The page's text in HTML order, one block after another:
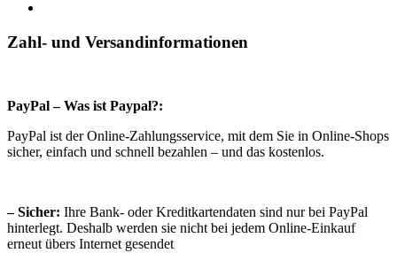
Zahl- und Versandinformationen
PayPal – Was ist Paypal?:
PayPal ist der Online-Zahlungsservice, mit dem Sie in Online-Shops
sicher, einfach und schnell bezahlen – und das kostenlos.
– Sicher: Ihre Bank- oder Kreditkartendaten sind nur bei PayPal
hinterlegt. Deshalb werden sie nicht bei jedem Online-Einkauf
erneut übers Internet gesendet